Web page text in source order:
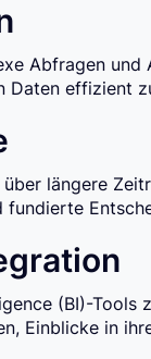
Abfragen und
Daten effizient
längere
(BI)-Tools
Einblicke in